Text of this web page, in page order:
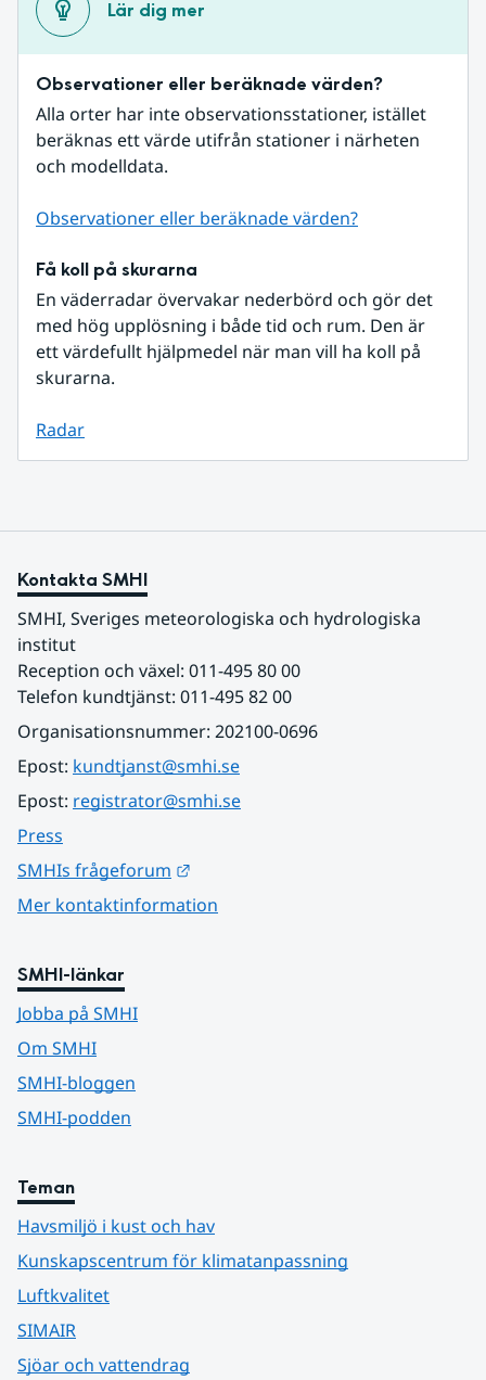
Lär dig mer
Observationer eller beräknade värden?
Alla orter har inte observationsstationer, istället
beräknas ett värde utifrån stationer i närheten
och modelldata.
Observationer eller beräknade värden?
Få koll på skurarna
En väderradar övervakar nederbörd och gör det
med hög upplösning i både tid och rum. Den är
ett värdefullt hjälpmedel när man vill ha koll på
skurarna.
Radar
Kontakta SMHI
SMHI, Sveriges meteorologiska och hydrologiska
institut
Reception och växel: 011-495 80 00
Telefon kundtjänst: 011-495 82 00
Organisationsnummer: 202100-0696
Epost: kundtjanst@smhi.se
Epost: registrator@smhi.se
Press
SMHIs frågeforum
Mer kontaktinformation
SMHI-länkar
Jobba på SMHI
Om SMHI
SMHI-bloggen
SMHI-podden
Teman
Havsmiljö i kust och hav
Kunskapscentrum för klimatanpassning
Luftkvalitet
SIMAIR
Sjöar och vattendrag